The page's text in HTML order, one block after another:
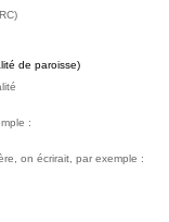
de paroisse)
:
on écrirait, par exemple :